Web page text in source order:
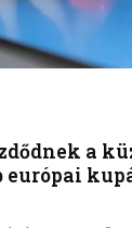
a
európai